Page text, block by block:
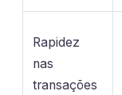
Rapidez
nas
transações